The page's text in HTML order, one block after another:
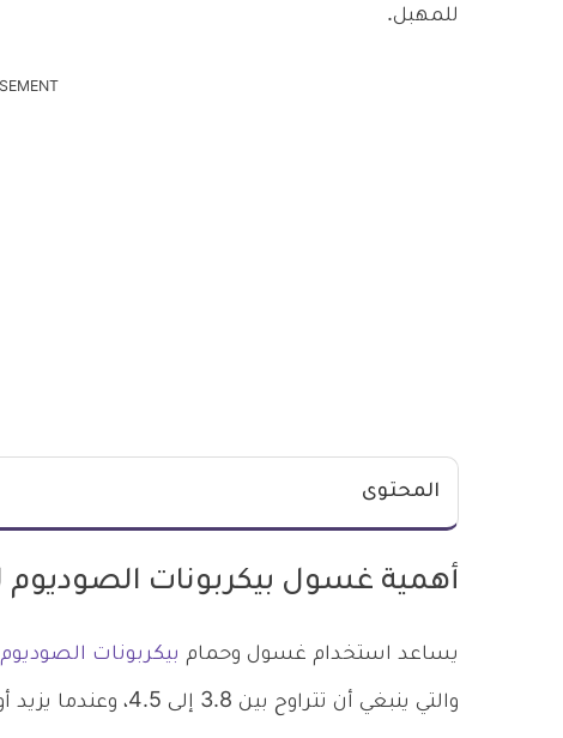
للمهبل.
المحتوى
أهمية غسول بيكربونات الصوديوم
يساعد استخدام غسول وحمام بيكربونات الصوديوم
والتي ينبغي أن